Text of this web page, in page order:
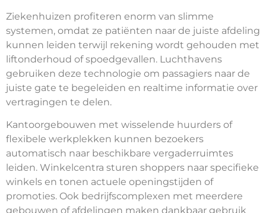
Ziekenhuizen profiteren enorm van slimme
systemen, omdat ze patiënten naar de juiste afdeling
kunnen leiden terwijl rekening wordt gehouden met
liftonderhoud of spoedgevallen. Luchthavens
gebruiken deze technologie om passagiers naar de
juiste gate te begeleiden en realtime informatie over
vertragingen te delen.
Kantoorgebouwen met wisselende huurders of
flexibele werkplekken kunnen bezoekers
automatisch naar beschikbare vergaderruimtes
leiden. Winkelcentra sturen shoppers naar specifieke
winkels en tonen actuele openingstijden of
promoties. Ook bedrijfscomplexen met meerdere
gebouwen of afdelingen maken dankbaar gebruik